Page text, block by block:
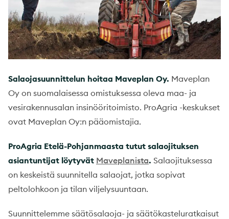
Salaojasuunnittelun hoitaa Maveplan Oy. Maveplan
Oy on suomalaisessa omistuksessa oleva maa- ja
vesirakennusalan insinööritoimisto. ProAgria -keskukset
ovat Maveplan Oy:n pääomistajia.
ProAgria Etelä-Pohjanmaasta tutut salaojituksen
asiantuntijat löytyvät Maveplanista. Salaojituksessa
on keskeistä suunnitella salaojat, jotka sopivat
peltolohkoon ja tilan viljelysuuntaan.
Suunnittelemme säätösalaoja- ja säätökasteluratkaisut